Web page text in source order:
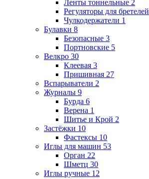
Ленты тоннельные 2
Регуляторы для бретелей
Чулкодержатели 1
Булавки 8
Безопасные 3
Портновские 5
Велкро 30
Клеевая 3
Пришивная 27
Вспарыватели 2
Журналы 9
Бурда 6
Верена 1
Шитье и Крой 2
Застёжки 10
Фастексы 10
Иглы для машин 53
Орган 22
Шметц 30
Иглы ручные 12